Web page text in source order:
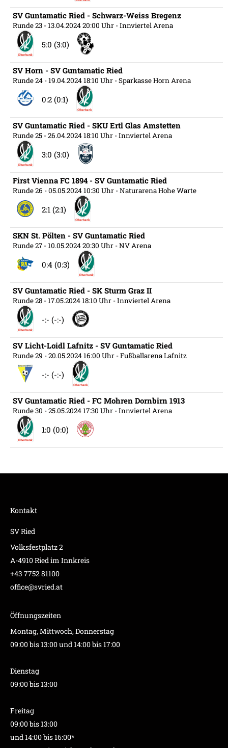
SV Guntamatic Ried - Schwarz-Weiss Bregenz
Runde 23 - 13.04.2024 20:00 Uhr - Innviertel Arena
5:0 (3:0)
SV Horn - SV Guntamatic Ried
Runde 24 - 19.04.2024 18:10 Uhr - Sparkasse Horn Arena
0:2 (0:1)
SV Guntamatic Ried - SKU Ertl Glas Amstetten
Runde 25 - 26.04.2024 18:10 Uhr - Innviertel Arena
3:0 (3:0)
First Vienna FC 1894 - SV Guntamatic Ried
Runde 26 - 05.05.2024 10:30 Uhr - Naturarena Hohe Warte
2:1 (2:1)
SKN St. Pölten - SV Guntamatic Ried
Runde 27 - 10.05.2024 20:30 Uhr - NV Arena
0:4 (0:3)
SV Guntamatic Ried - SK Sturm Graz II
Runde 28 - 17.05.2024 18:10 Uhr - Innviertel Arena
-:- (-:-)
SV Licht-Loidl Lafnitz - SV Guntamatic Ried
Runde 29 - 20.05.2024 16:00 Uhr - Fußballarena Lafnitz
-:- (-:-)
SV Guntamatic Ried - FC Mohren Dornbirn 1913
Runde 30 - 25.05.2024 17:30 Uhr - Innviertel Arena
1:0 (0:0)
Kontakt
SV Ried
Volksfestplatz 2
A-4910 Ried im Innkreis
+43 7752 81100
office@svried.at
Öffnungszeiten
Montag, Mittwoch, Donnerstag
09:00 bis 13:00 und 14:00 bis 17:00
Dienstag
09:00 bis 13:00
Freitag
09:00 bis 13:00
und 14:00 bis 16:00*